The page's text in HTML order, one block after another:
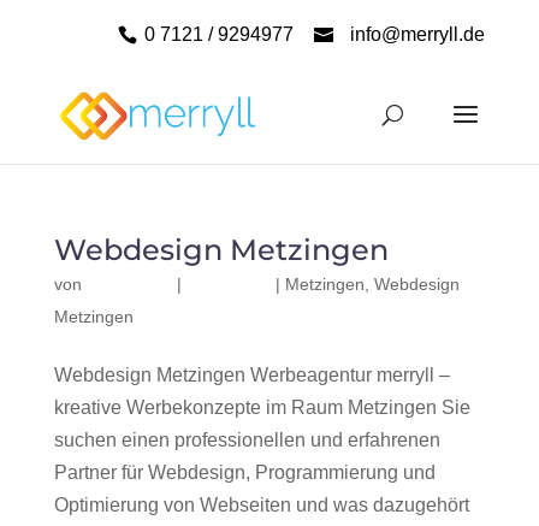
0 7121 / 9294977 info@merryll.de
Webdesign Metzingen
von | | Metzingen Webdesign
Metzingen
Webdesign Metzingen Werbeagentur merryll –
kreative Werbekonzepte im Raum Metzingen Sie
suchen einen professionellen und erfahrenen
Partner für Webdesign, Programmierung und
Optimierung von Webseiten und was dazugehört